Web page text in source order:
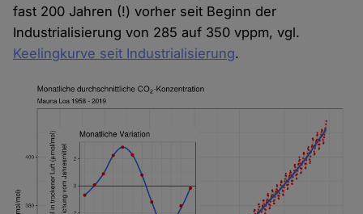
fast 200 Jahren (!) vorher seit Beginn der
Industrialisierung von 285 auf 350 vppm, vgl.
Keelingkurve seit Industrialisierung.